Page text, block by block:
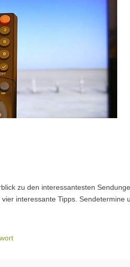
zu den interessantesten
interessante Tipps. Sendetermine